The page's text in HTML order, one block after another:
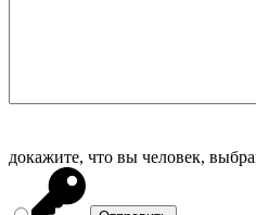
докажите, что вы человек,